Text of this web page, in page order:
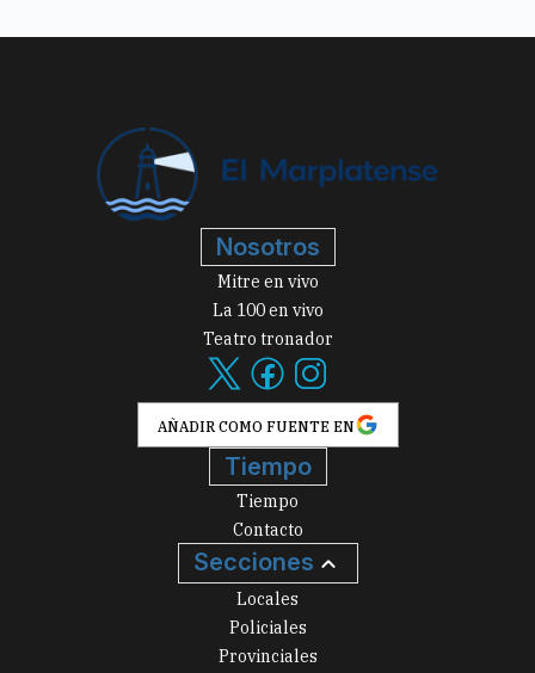
Nosotros
Mitre en vivo
La 100 en vivo
Teatro tronador
AÑADIR COMO FUENTE EN
Tiempo
Tiempo
Contacto
Secciones
Locales
Policiales
Provinciales